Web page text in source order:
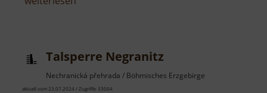
Talsperre Negranitz
Nechranická přehrada / Böhmisches Erzgebirge
aktuell vom 23.07.2024 / Zugriffe: 33004